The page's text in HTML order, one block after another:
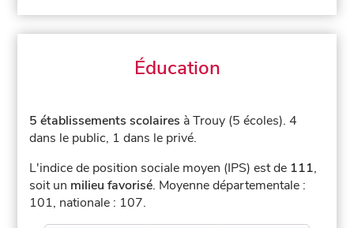
Éducation
5 établissements scolaires à Trouy (5 écoles).4
dans le public, 1 dans le privé.
L'indice de position sociale moyen (IPS) est de 111,
soit un milieu favorisé. Moyenne départementale :
101, nationale : 107.